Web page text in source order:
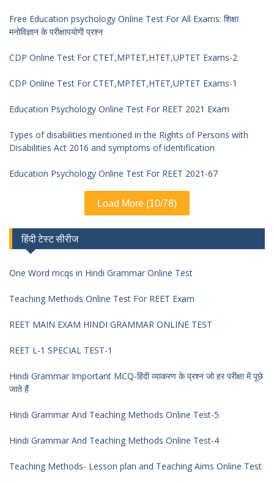
Free Education psychology Online Test For All Exams: शिक्षा
मनोविज्ञान के परीक्षापयोगी प्रश्न
CDP Online Test For CTET,MPTET,HTET,UPTET Exams-2
CDP Online Test For CTET,MPTET,HTET,UPTET Exams-1
Education Psychology Online Test For REET 2021 Exam
Types of disabilities mentioned in the Rights of Persons with
Disabilities Act 2016 and symptoms of identification
Education Psychology Online Test For REET 2021-67
Load More (10/78)
हिंदी टेस्ट सीरीज
One Word mcqs in Hindi Grammar Online Test
Teaching Methods Online Test For REET Exam
REET MAIN EXAM HINDI GRAMMAR ONLINE TEST
REET L-1 SPECIAL TEST-1
Hindi Grammar Important MCQ-हिंदी व्याकरण के प्रश्न जो हर परीक्षा में पूछे
जाते हैं
Hindi Grammar And Teaching Methods Online Test-5
Hindi Grammar And Teaching Methods Online Test-4
Teaching Methods- Lesson plan and Teaching Aims Online Test